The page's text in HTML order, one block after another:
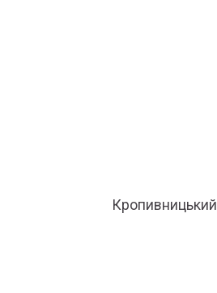
Кропивницький